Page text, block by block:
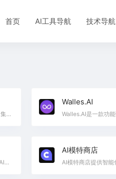
首页 AI工具导航 技术导航
一码千言是一款AI工具合集平台，涵盖了工作、学习、生活所需的AI在线工具。让工作和学习更简单，让生活和社会更美好
Walles.AI
AI Logo Generator 使用AI快速生成个性化商标，助力品牌创立与推广
AI模特商店